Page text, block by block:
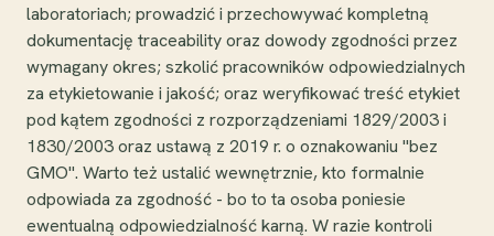
laboratoriach; prowadzić i przechowywać kompletną
dokumentację traceability oraz dowody zgodności przez
wymagany okres; szkolić pracowników odpowiedzialnych
za etykietowanie i jakość; oraz weryfikować treść etykiet
pod kątem zgodności z rozporządzeniami 1829/2003 i
1830/2003 oraz ustawą z 2019 r. o oznakowaniu "bez
GMO". Warto też ustalić wewnętrznie, kto formalnie
odpowiada za zgodność - bo to ta osoba poniesie
ewentualną odpowiedzialność karną. W razie kontroli